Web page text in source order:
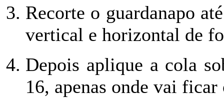
Recorte o guardanapo
vertical e horizontal de
Depois aplique a cola
16, apenas onde vai ficar